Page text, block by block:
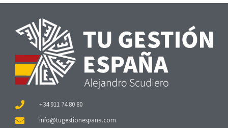
+34 911 74 80 80